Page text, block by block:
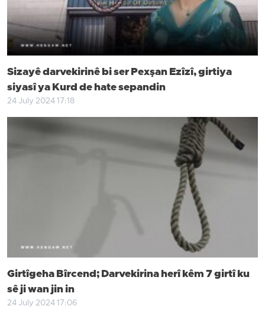
Sizayê darvekirinê bi ser Pexşan Ezîzî, girtiya
siyasî ya Kurd de hate sepandin
24 July 2024 17:18
Girtîgeha Bîrcend; Darvekirina herî kêm 7 girtî ku
sê ji wan jin in
24 July 2024 17:06